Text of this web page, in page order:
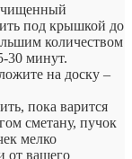
под крышкой до
количеством
30 минут.
на доску –
пока варится
сметану, пучок
мелко
от вашего